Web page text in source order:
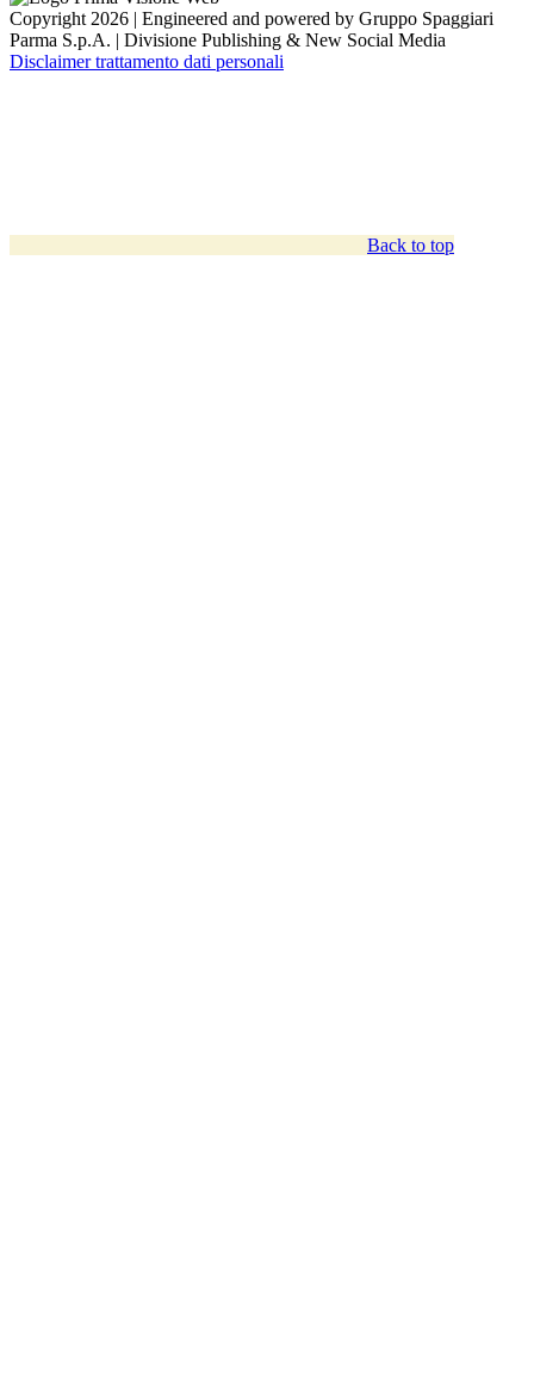
Copyright 2026 | Engineered and powered by Gruppo Spaggiari
Parma S.p.A. | Divisione Publishing & New Social Media
Disclaimer trattamento dati personali
Back to top